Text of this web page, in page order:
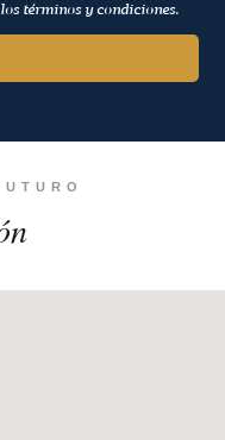
términos y condiciones.